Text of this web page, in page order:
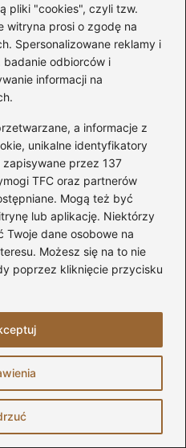
pliki "cookies", czyli tzw.
witryna prosi o zgodę na
Spersonalizowane reklamy i
badanie odbiorców i
informacji na
a informacje z
unikalne identyfikatory
przez 137
TFC oraz partnerów
Mogą też być
lub aplikację. Niektórzy
dane osobowe na
Możesz się na to nie
poprzez kliknięcie przycisku
się do
aktualnościami i
się korzystając ze
email.